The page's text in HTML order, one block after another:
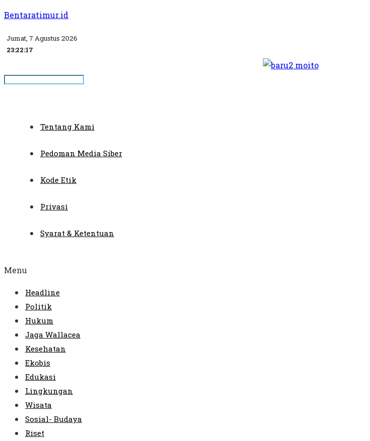
Bentaratimur.id
Jumat, 7 Agustus 2026
23:22:18
Tentang Kami
Pedoman Media Siber
Kode Etik
Privasi
Syarat & Ketentuan
Menu
Headline
Politik
Hukum
Jaga Wallacea
Kesehatan
Ekobis
Edukasi
Lingkungan
Wisata
Sosial- Budaya
Riset